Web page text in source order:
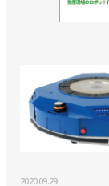
>>FSW対応
>>通期見通
エンジンに
>>ジェイテ
2020.09.29